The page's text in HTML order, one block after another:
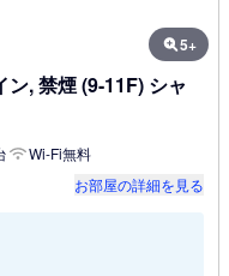
5+
, 禁煙 (9-11F) シャ
Wi-Fi無料
お部屋の詳細を見る